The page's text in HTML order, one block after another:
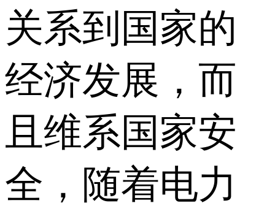
关系到国家的
经济发展，而
且维系国家安
全，随着电力